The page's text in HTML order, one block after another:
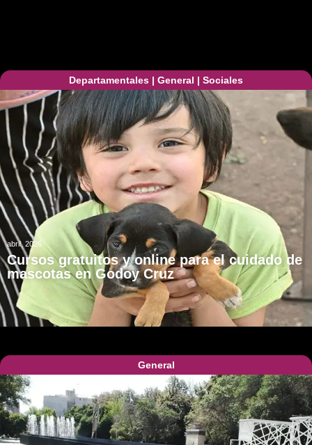
Departamentales | General | Sociales
abril, 2026
Cursos gratuitos y online para el cuidado de
mascotas en Godoy Cruz
General